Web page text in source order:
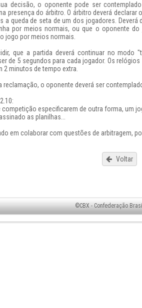
decisão, o oponente pode ser
presença do árbitro. O árbitro deverá
a queda de seta de um dos jogadores.
por meios normais, ou que o oponente
jogo por meios normais.
que a partida deverá continuar no modo
de 5 segundos para cada jogador. Os
minutos de tempo extra.
reclamação, o oponente deverá ser
competição especificarem de outra forma, um
as planilhas...
em colaborar com questões de arbitragem,
Voltar
©CBX - Confederação